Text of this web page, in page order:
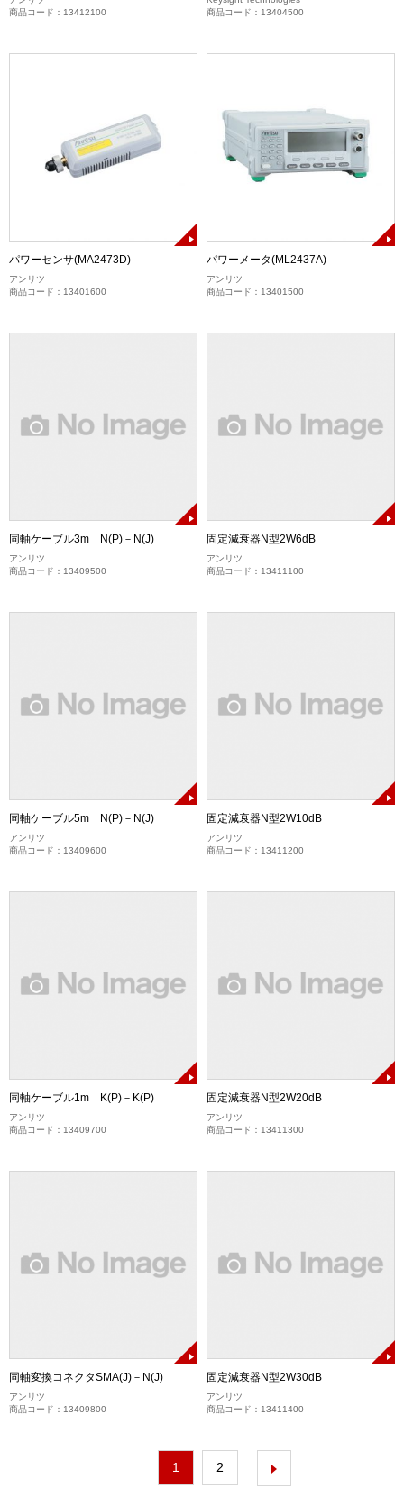
商品コード：13412100
商品コード：13404500
パワーセンサ(MA2473D)
アンリツ
商品コード：13401600
パワーメータ(ML2437A)
アンリツ
商品コード：13401500
同軸ケーブル3m N(P)－N(J)
アンリツ
商品コード：13409500
固定減衰器N型2W6dB
アンリツ
商品コード：13411100
同軸ケーブル5m N(P)－N(J)
アンリツ
商品コード：13409600
固定減衰器N型2W10dB
アンリツ
商品コード：13411200
同軸ケーブル1m K(P)－K(P)
アンリツ
商品コード：13409700
固定減衰器N型2W20dB
アンリツ
商品コード：13411300
同軸変換コネクタSMA(J)－N(J)
アンリツ
商品コード：13409800
固定減衰器N型2W30dB
アンリツ
商品コード：13411400
1 2